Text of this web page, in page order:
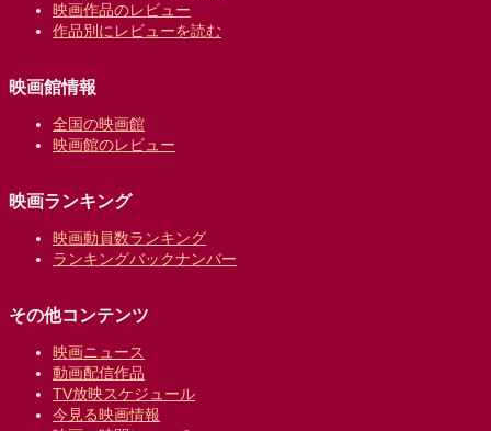
映画作品のレビュー
作品別にレビューを読む
映画館情報
全国の映画館
映画館のレビュー
映画ランキング
映画動員数ランキング
ランキングバックナンバー
その他コンテンツ
映画ニュース
動画配信作品
TV放映スケジュール
今見る映画情報